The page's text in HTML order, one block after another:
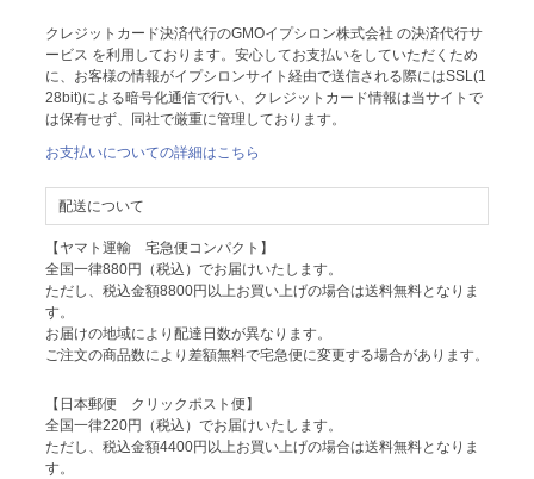
クレジットカード決済代行のGMOイプシロン株式会社 の決済代行サ
ービス を利用しております。安心してお支払いをしていただくため
に、お客様の情報がイプシロンサイト経由で送信される際にはSSL(1
28bit)による暗号化通信で行い、クレジットカード情報は当サイトで
は保有せず、同社で厳重に管理しております。
お支払いについての詳細はこちら
配送について
【ヤマト運輸 宅急便コンパクト】
全国一律880円（税込）でお届けいたします。
ただし、税込金額8800円以上お買い上げの場合は送料無料となりま
す。
お届けの地域により配達日数が異なります。
ご注文の商品数により差額無料で宅急便に変更する場合があります。
【日本郵便 クリックポスト便】
全国一律220円（税込）でお届けいたします。
ただし、税込金額4400円以上お買い上げの場合は送料無料となりま
す。